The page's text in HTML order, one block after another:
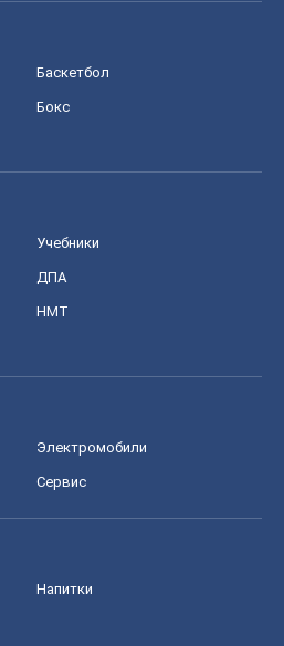
Баскетбол
Бокс
Учебники
ДПА
НМТ
Электромобили
Сервис
Напитки